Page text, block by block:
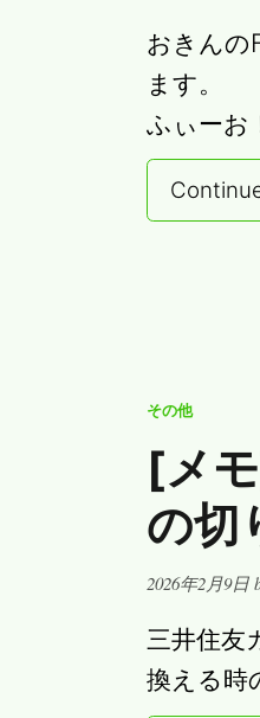
おきんの
ます。
ふぃーお
その他
[メ
の切
Posted
2026年2月9日
三井住友
換える時